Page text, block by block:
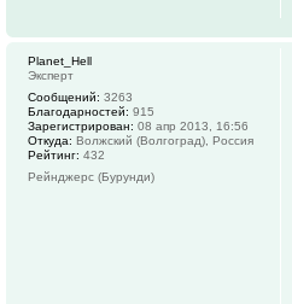
Planet_Hell
Эксперт
Сообщений: 3263
Благодарностей: 915
Зарегистрирован: 08 апр 2013, 16:56
Откуда: Волжский (Волгоград), Россия
Рейтинг: 432
Рейнджерс (Бурунди)